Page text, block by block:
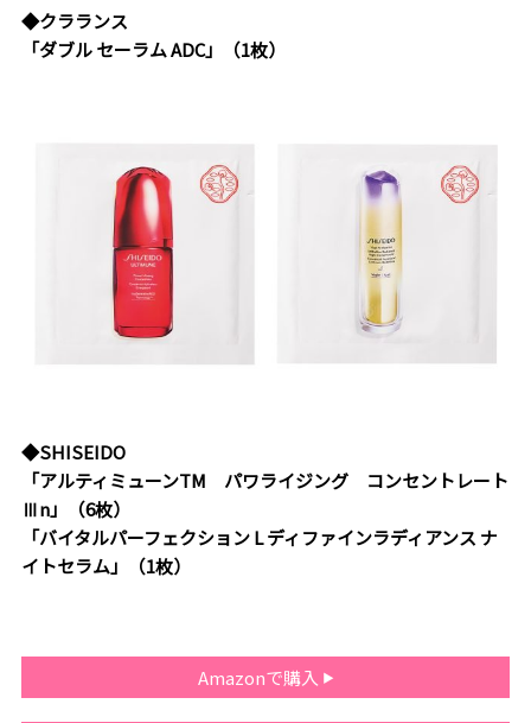
◆クラランス
「ダブル セーラム ADC」（1枚）
◆SHISEIDO
「アルティミューンTM パワライジング コンセントレート
Ⅲn」（6枚）
「バイタルパーフェクション L ディファインラディアンス ナ
イトセラム」（1枚）
Amazonで購入